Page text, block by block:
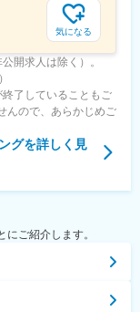
気になる
開求人は除く）。
了していることもご
んので、あらかじめご
グを詳しく見
ご紹介します。